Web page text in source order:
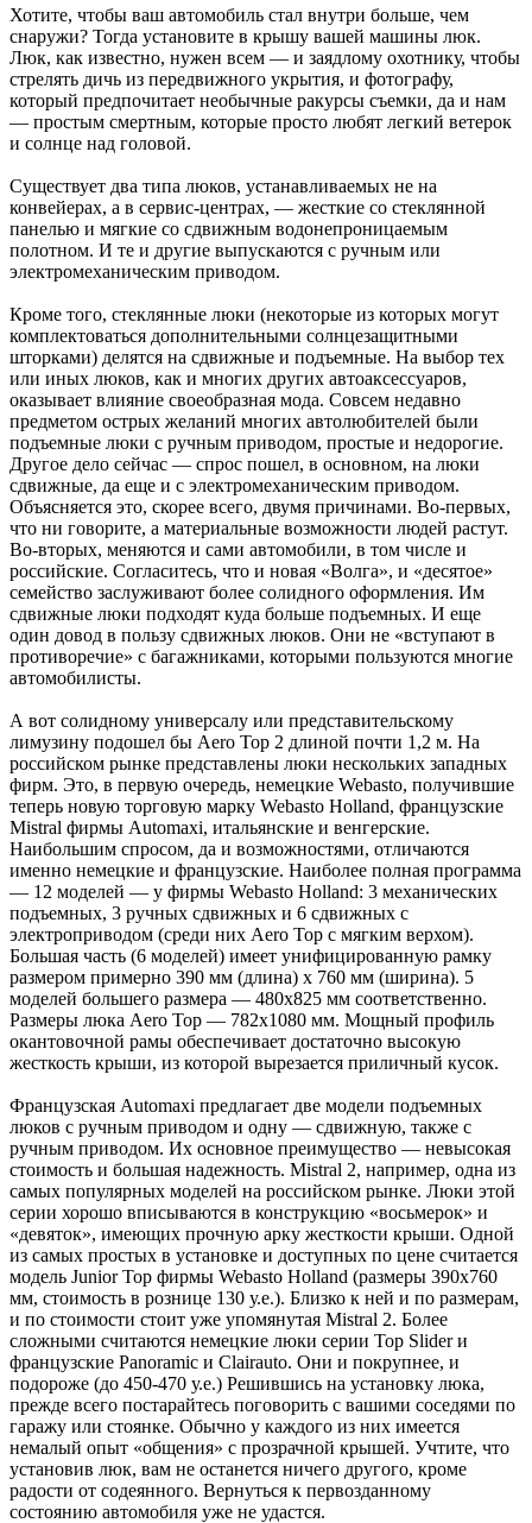
Хотите, чтобы ваш автомобиль стал внутри больше, чем
снаружи? Тогда установите в крышу вашей машины люк.
Люк, как известно, нужен всем — и заядлому охотнику, чтобы
стрелять дичь из передвижного укрытия, и фотографу,
который предпочитает необычные ракурсы съемки, да и нам
— простым смертным, которые просто любят легкий ветерок
и солнце над головой.
Существует два типа люков, устанавливаемых не на
конвейерах, а в сервис-центрах, — жесткие со стеклянной
панелью и мягкие со сдвижным водонепроницаемым
полотном. И те и другие выпускаются с ручным или
электромеханическим приводом.
Кроме того, стеклянные люки (некоторые из которых могут
комплектоваться дополнительными солнцезащитными
шторками) делятся на сдвижные и подъемные. На выбор тех
или иных люков, как и многих других автоаксессуаров,
оказывает влияние своеобразная мода. Совсем недавно
предметом острых желаний многих автолюбителей были
подъемные люки с ручным приводом, простые и недорогие.
Другое дело сейчас — спрос пошел, в основном, на люки
сдвижные, да еще и с электромеханическим приводом.
Объясняется это, скорее всего, двумя причинами. Во-первых,
что ни говорите, а материальные возможности людей растут.
Во-вторых, меняются и сами автомобили, в том числе и
российские. Согласитесь, что и новая «Волга», и «десятое»
семейство заслуживают более солидного оформления. Им
сдвижные люки подходят куда больше подъемных. И еще
один довод в пользу сдвижных люков. Они не «вступают в
противоречие» с багажниками, которыми пользуются многие
автомобилисты.
А вот солидному универсалу или представительскому
лимузину подошел бы Aero Top 2 длиной почти 1,2 м. На
российском рынке представлены люки нескольких западных
фирм. Это, в первую очередь, немецкие Webasto, получившие
теперь новую торговую марку Webasto Holland, французские
Mistral фирмы Automaxi, итальянские и венгерские.
Наибольшим спросом, да и возможностями, отличаются
именно немецкие и французские. Наиболее полная программа
— 12 моделей — у фирмы Webasto Holland: 3 механических
подъемных, 3 ручных сдвижных и 6 сдвижных с
электроприводом (среди них Aero Top с мягким верхом).
Большая часть (6 моделей) имеет унифицированную рамку
размером примерно 390 мм (длина) х 760 мм (ширина). 5
моделей большего размера — 480х825 мм соответственно.
Размеры люка Aero Top — 782х1080 мм. Мощный профиль
окантовочной рамы обеспечивает достаточно высокую
жесткость крыши, из которой вырезается приличный кусок.
Французская Automaxi предлагает две модели подъемных
люков с ручным приводом и одну — сдвижную, также с
ручным приводом. Их основное преимущество — невысокая
стоимость и большая надежность. Mistral 2, например, одна из
самых популярных моделей на российском рынке. Люки этой
серии хорошо вписываются в конструкцию «восьмерок» и
«девяток», имеющих прочную арку жесткости крыши. Одной
из самых простых в установке и доступных по цене считается
модель Junior Top фирмы Webasto Holland (размеры 390х760
мм, стоимость в рознице 130 у.е.). Близко к ней и по размерам,
и по стоимости стоит уже упомянутая Mistral 2. Более
сложными считаются немецкие люки серии Top Slider и
французские Panoramic и Clairauto. Они и покрупнее, и
подороже (до 450-470 у.е.) Решившись на установку люка,
прежде всего постарайтесь поговорить с вашими соседями по
гаражу или стоянке. Обычно у каждого из них имеется
немалый опыт «общения» с прозрачной крышей. Учтите, что
установив люк, вам не останется ничего другого, кроме
радости от содеянного. Вернуться к первозданному
состоянию автомобиля уже не удастся.